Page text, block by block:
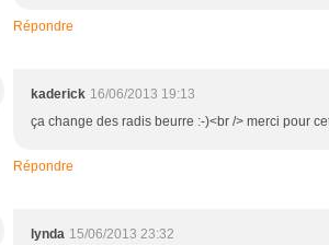
Répondre
kaderick 16/06/2013 19:13
ça change des radis beurre :-)<br /> merci pour
Répondre
lynda 15/06/2013 23:32